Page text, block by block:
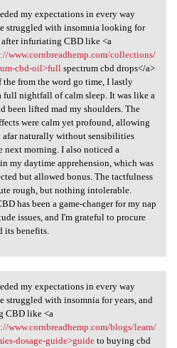
my expectations
my expectations in every way
struggled with insomnia looking for
after infuriating CBD like <a
www.cornbreadhemp.com/collections/
cbd-oil>full spectrum cbd drops</a>
the from the word go time, I lastly
full nightfall of calm sleep. It was like a
been lifted mad my shoulders. The
were calm yet profound, allowing
afar naturally without sensibilities
next morning. I also noticed a
my daytime apprehension, which was
but allowed bonus. The tactfulness
rough, but nothing intolerable.
has been a game-changer for my nap
issues, and I'm grateful to procure
its benefits.
my expectations
my expectations in every way
struggled with insomnia for years, and
CBD like <a
www.cornbreadhemp.com/blogs/learn/
dosage-guide>guideto buying cbd